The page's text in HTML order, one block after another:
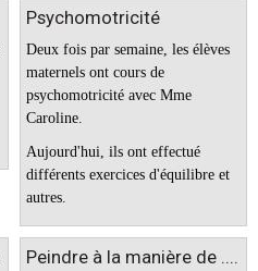
Psychomotricité
Deux fois par semaine, les élèves
maternels ont cours de
psychomotricité avec Mme
Caroline.
Aujourd'hui, ils ont effectué
différents exercices d'équilibre et
autres.
Peindre à la manière de ....